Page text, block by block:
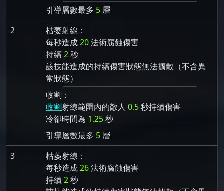
引導層數最多 5 層
2
枯萎射線：
每秒造成20法術腐蝕傷害
持續2秒
該技能造成的持續傷害狀態無法擴散（不含異
常狀態）
收割：
收割射線範圍內的敵人 0.5秒持續傷害
冷卻時間為 1.25秒
引導層數最多 5 層
3
枯萎射線：
每秒造成26法術腐蝕傷害
持續2秒